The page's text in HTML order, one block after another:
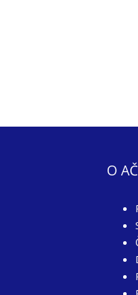
O